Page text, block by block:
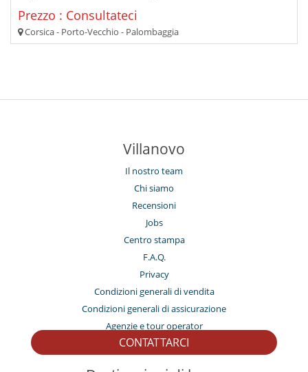
CONTATTARCI
Prezzo : Consultateci
Corsica - Porto-Vecchio - Palombaggia
Villanovo
Il nostro team
Chi siamo
Recensioni
Jobs
Centro stampa
F.A.Q.
Privacy
Condizioni generali di vendita
Condizioni generali di assicurazione
Agenzie e tour operator
La nostra collezione di ville in vendita